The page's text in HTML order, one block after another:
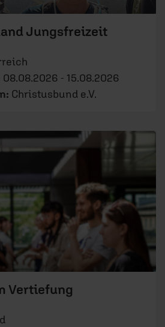
Jungsfreizeit
08.08.2026 - 15.08.2026
Christusbund e.V.
Vertiefung